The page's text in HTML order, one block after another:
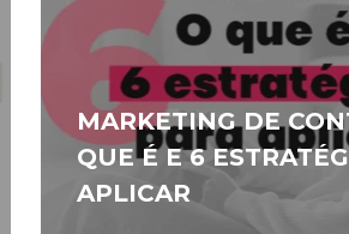
MARKETING DE
QUE É E 6
APLICAR